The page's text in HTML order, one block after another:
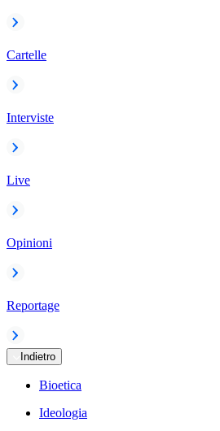
Cartelle
Interviste
Live
Opinioni
Reportage
Indietro
Bioetica
Ideologia